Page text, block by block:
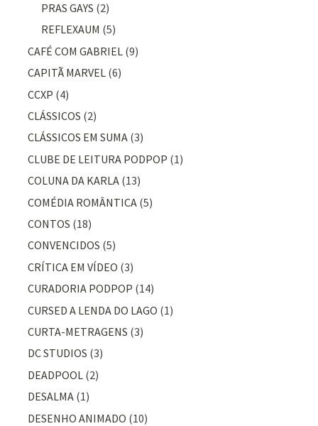
PRAS GAYS (2)
REFLEXAUM (5)
CAFÉ COM GABRIEL (9)
CAPITÃ MARVEL (6)
CCXP (4)
CLÁSSICOS (2)
CLÁSSICOS EM SUMA (3)
CLUBE DE LEITURA PODPOP (1)
COLUNA DA KARLA (13)
COMÉDIA ROMÂNTICA (5)
CONTOS (18)
CONVENCIDOS (5)
CRÍTICA EM VÍDEO (3)
CURADORIA PODPOP (14)
CURSED A LENDA DO LAGO (1)
CURTA-METRAGENS (3)
DC STUDIOS (3)
DEADPOOL (2)
DESALMA (1)
DESENHO ANIMADO (10)